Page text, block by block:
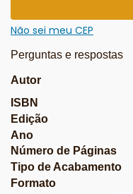
Não sei meu CEP
Perguntas e respostas
Autor
ISBN
Edição
Ano
Número de Páginas
Tipo de Acabamento
Formato